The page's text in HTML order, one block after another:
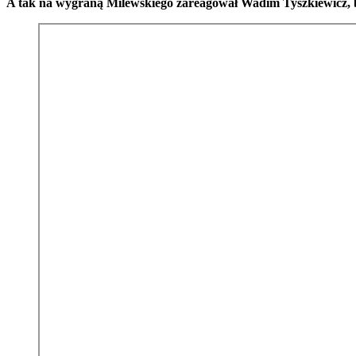
A tak na wygraną Milewskiego zareagował Wadim Tyszkiewicz,